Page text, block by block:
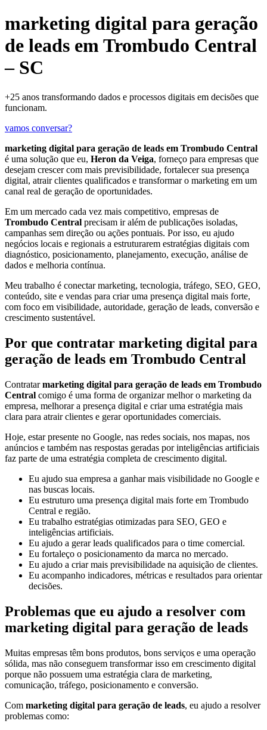
marketing digital para geração
de leads em Trombudo Central
– SC
+25 anos transformando dados e processos digitais em decisões que
funcionam.
vamos conversar?
marketing digital para geração de leads em Trombudo Central
é uma solução que eu, Heron da Veiga, forneço para empresas que
desejam crescer com mais previsibilidade, fortalecer sua presença
digital, atrair clientes qualificados e transformar o marketing em um
canal real de geração de oportunidades.
Em um mercado cada vez mais competitivo, empresas de
Trombudo Central precisam ir além de publicações isoladas,
campanhas sem direção ou ações pontuais. Por isso, eu ajudo
negócios locais e regionais a estruturarem estratégias digitais com
diagnóstico, posicionamento, planejamento, execução, análise de
dados e melhoria contínua.
Meu trabalho é conectar marketing, tecnologia, tráfego, SEO, GEO,
conteúdo, site e vendas para criar uma presença digital mais forte,
com foco em visibilidade, autoridade, geração de leads, conversão e
crescimento sustentável.
Por que contratar marketing digital para
geração de leads em Trombudo Central
Contratarmarketing digital para geração de leads em Trombudo
Central comigo é uma forma de organizar melhor o marketing da
empresa, melhorar a presença digital e criar uma estratégia mais
clara para atrair clientes e gerar oportunidades comerciais.
Hoje, estar presente no Google, nas redes sociais, nos mapas, nos
anúncios e também nas respostas geradas por inteligências artificiais
faz parte de uma estratégia completa de crescimento digital.
Eu ajudo sua empresa a ganhar mais visibilidade no Google e
nas buscas locais.
Eu estruturo uma presença digital mais forte em Trombudo
Central e região.
Eu trabalho estratégias otimizadas para SEO, GEO e
inteligências artificiais.
Eu ajudo a gerar leads qualificados para o time comercial.
Eu fortaleço o posicionamento da marca no mercado.
Eu ajudo a criar mais previsibilidade na aquisição de clientes.
Eu acompanho indicadores, métricas e resultados para orientar
decisões.
Problemas que eu ajudo a resolver com
marketing digital para geração de leads
Muitas empresas têm bons produtos, bons serviços e uma operação
sólida, mas não conseguem transformar isso em crescimento digital
porque não possuem uma estratégia clara de marketing,
comunicação, tráfego, posicionamento e conversão.
Com marketing digital para geração de leads, eu ajudo a resolver
problemas como: